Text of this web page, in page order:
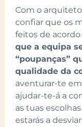
Com o
confiar que os
feitos de
que a equipa
“poupanças”
qualidade da
aventurar-te
ajudar-te-á a
as tuas
estarás a